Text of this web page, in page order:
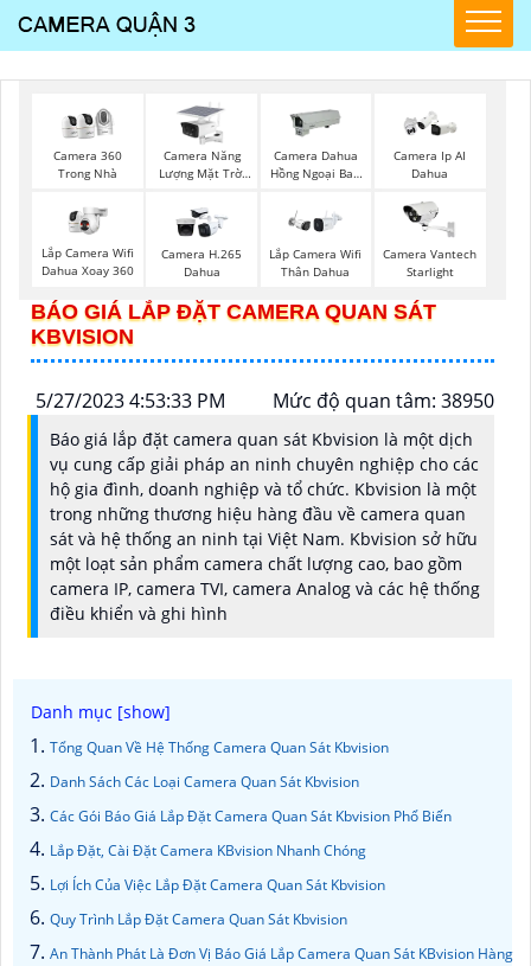
Camera 360
Trong Nhà
Camera Năng
Lượng Mặt Trời
Camera Dahua
Hồng Ngoại Ban
Camera Ip AI
Dahua
Lắp Camera Wifi
Dahua Xoay 360
Camera H.265
Dahua
Lắp Camera Wifi
Thân Dahua
Camera Vantech
Starlight
BÁO GIÁ LẮP ĐẶT CAMERA QUAN SÁT
KBVISION
5/27/2023 4:53:33 PM Mức độ quan tâm: 38950
Báo giá lắp đặt camera quan sát Kbvision là một dịch
vụ cung cấp giải pháp an ninh chuyên nghiệp cho các
hộ gia đình, doanh nghiệp và tổ chức. Kbvision là một
trong những thương hiệu hàng đầu về camera quan
sát và hệ thống an ninh tại Việt Nam. Kbvision sở hữu
một loạt sản phẩm camera chất lượng cao, bao gồm
camera IP, camera TVI, camera Analog và các hệ thống
điều khiển và ghi hình
Tổng Quan Về Hệ Thống Camera Quan Sát Kbvision
Danh Sách Các Loại Camera Quan Sát Kbvision
Các Gói Báo Giá Lắp Đặt Camera Quan Sát Kbvision Phổ Biến
Lắp Đặt, Cài Đặt Camera KBvision Nhanh Chóng
Lợi Ích Của Việc Lắp Đặt Camera Quan Sát Kbvision
Quy Trình Lắp Đặt Camera Quan Sát Kbvision
An Thành Phát Là Đơn Vị Báo Giá Lắp Camera Quan Sát KBvision Hàng